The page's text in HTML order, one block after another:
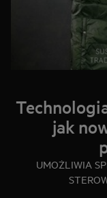
jak
UMOŻLIWIA